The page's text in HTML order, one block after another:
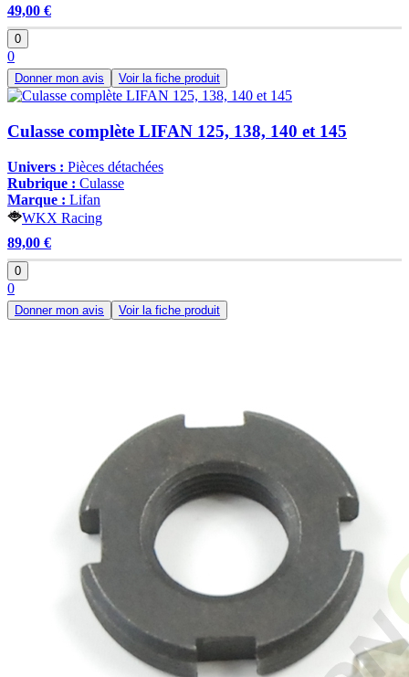
49,00 €
0
0
Donner mon avis Voir la fiche produit
Culasse complète LIFAN 125, 138, 140 et 145
Univers : Pièces détachées
Rubrique : Culasse
Marque : Lifan
WKX Racing
89,00 €
0
0
Donner mon avis Voir la fiche produit